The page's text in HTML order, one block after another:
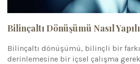
Bilinçaltı Dönüşümü Nasıl
Bilinçaltı dönüşümü, bilinçli bir
derinlemesine bir içsel çalışma